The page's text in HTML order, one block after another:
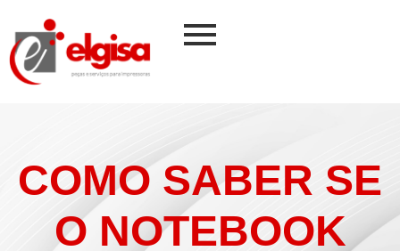
COMO SABER SE
O NOTEBOOK